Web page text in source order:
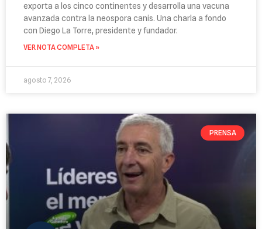
exporta a los cinco continentes y desarrolla una vacuna
avanzada contra la neospora canis. Una charla a fondo
con Diego La Torre, presidente y fundador.
VER NOTA COMPLETA »
agosto 7, 2026
PRENSA